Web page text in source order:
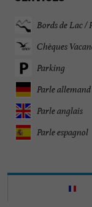
Bords de Lac /
Chèques
Parking
Parle allemand
Parle anglais
Parle espagnol